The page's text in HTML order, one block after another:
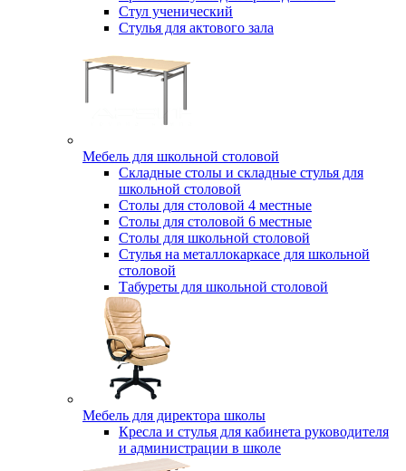
Стул ученический
Стулья для актового зала
Мебель для школьной столовой
Складные столы и складные стулья для
школьной столовой
Столы для столовой 4 местные
Столы для столовой 6 местные
Столы для школьной столовой
Стулья на металлокаркасе для школьной
столовой
Табуреты для школьной столовой
Мебель для директора школы
Кресла и стулья для кабинета руководителя
и администрации в школе